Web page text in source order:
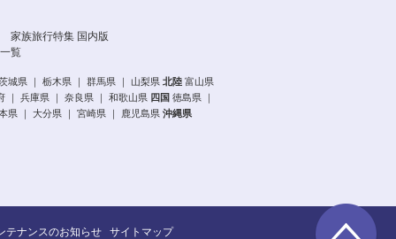
家族旅行特集 国内版
覧
城県 ｜ 栃木県 ｜ 群馬県 ｜ 山梨県 北陸 富山県
｜ 兵庫県 ｜ 奈良県 ｜ 和歌山県 四国 徳島県
｜
県 ｜ 大分県 ｜ 宮崎県 ｜ 鹿児島県 沖縄県
テナンスのお知らせ サイトマップ